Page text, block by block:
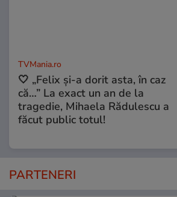
TVMania.ro
🤍 „Felix și-a dorit asta, în caz
că…” La exact un an de la
tragedie, Mihaela Rădulescu a
făcut public totul!
PARTENERI